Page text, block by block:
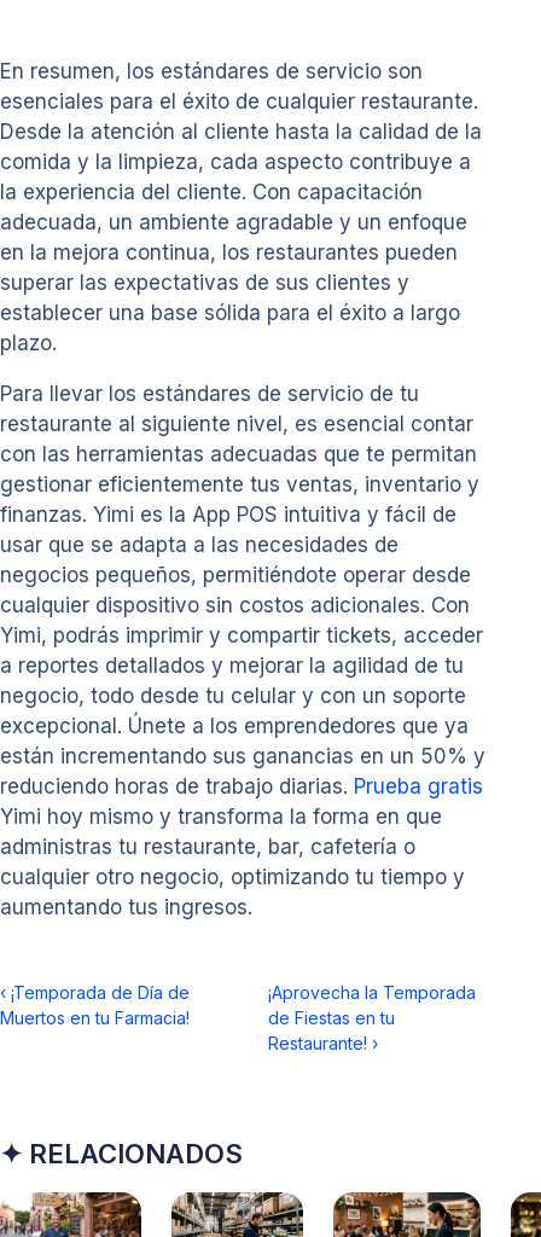
En resumen, los estándares de servicio son
esenciales para el éxito de cualquier restaurante.
Desde la atención al cliente hasta la calidad de la
comida y la limpieza, cada aspecto contribuye a
la experiencia del cliente. Con capacitación
adecuada, un ambiente agradable y un enfoque
en la mejora continua, los restaurantes pueden
superar las expectativas de sus clientes y
establecer una base sólida para el éxito a largo
plazo.
Para llevar los estándares de servicio de tu
restaurante al siguiente nivel, es esencial contar
con las herramientas adecuadas que te permitan
gestionar eficientemente tus ventas, inventario y
finanzas. Yimi es la App POS intuitiva y fácil de
usar que se adapta a las necesidades de
negocios pequeños, permitiéndote operar desde
cualquier dispositivo sin costos adicionales. Con
Yimi, podrás imprimir y compartir tickets, acceder
a reportes detallados y mejorar la agilidad de tu
negocio, todo desde tu celular y con un soporte
excepcional. Únete a los emprendedores que ya
están incrementando sus ganancias en un 50% y
reduciendo horas de trabajo diarias. Prueba gratis
Yimi hoy mismo y transforma la forma en que
administras tu restaurante, bar, cafetería o
cualquier otro negocio, optimizando tu tiempo y
aumentando tus ingresos.
‹ ¡Temporada de Día de
Muertos en tu Farmacia!
¡Aprovecha la Temporada
de Fiestas en tu
Restaurante! ›
✦ RELACIONADOS